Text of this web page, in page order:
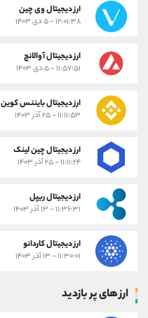
ارز دیجیتال وی چین
۱۲:۰۱:۳۸ - ۵ دی ۱۴۰۳
ارز دیجیتال آوالانچ
۱۱:۵۷:۵۱ - ۵ دی ۱۴۰۳
ارز دیجیتال بایننس کوین
۱۱:۱۱:۵۳ - ۲۵ آذر ۱۴۰۳
ارز دیجیتال چین لینک
۱۱:۱۱:۲۴ - ۲۵ آذر ۱۴۰۳
ارز دیجیتال ریپل
۱۱:۳۶:۳۱ - ۱۳ آذر ۱۴۰۳
ارز دیجیتال کاردانو
۱۱:۳۰:۰۱ - ۱۳ آذر ۱۴۰۳
ارز های پر بازدید